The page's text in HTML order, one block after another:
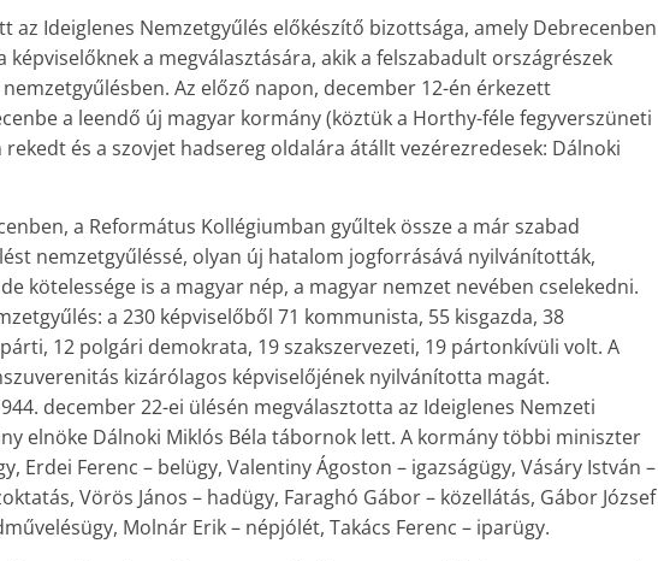
az Ideiglenes Nemzetgyűlés előkészítő bizottsága, amely Debrecenben
a megválasztására, akik a felszabadult országrészek
Az előző napon, december 12-én érkezett
a leendő új magyar kormány (köztük a Horthy-féle fegyverszüneti
és a szovjet hadsereg oldalára átállt vezérezredesek: Dálnoki
a Református Kollégiumban gyűltek össze a már szabad
nemzetgyűléssé, olyan új hatalom jogforrásává nyilvánították,
kötelessége is a magyar nép, a magyar nemzet nevében cselekedni.
a 230 képviselőből 71 kommunista, 55 kisgazda, 38
12 polgári demokrata, 19 szakszervezeti, 19 pártonkívüli volt. A
kizárólagos képviselőjének nyilvánította magát.
de­cember 22-ei ülésén megválasztotta az Ideiglenes Nemzeti
elnöke Dálnoki Miklós Béla tábornok lett. A kormány többi miniszter
Erdei Ferenc – belügy, Valentiny Ágoston – igazságügy, Vásáry István –
Vörös János – hadügy, Faraghó Gábor – közellátás, Gábor József
Molnár Erik – népjólét, Takács Ferenc – iparügy.